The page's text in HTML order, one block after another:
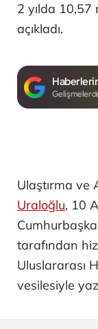
2 yılda
açıkladı.
Ulaştırma ve
Uraloğlu, 10
tarafından
Uluslararası
vesilesiyle